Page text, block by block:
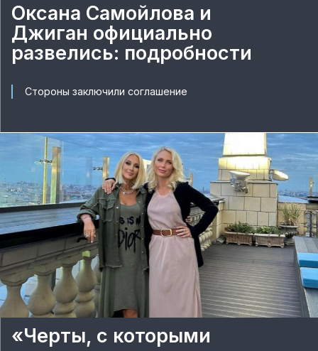
Оксана Самойлова и
Джиган официально
развелись: подробности
Стороны заключили соглашение
«Черты, с которыми